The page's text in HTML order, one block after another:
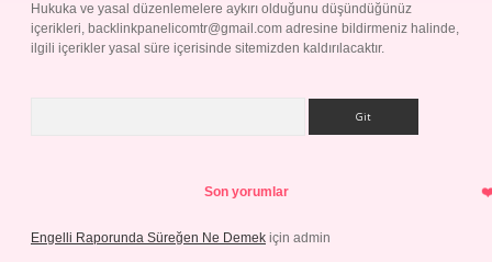
Hukuka ve yasal düzenlemelere aykırı olduğunu düşündüğünüz
içerikleri, backlinkpanelicomtr@gmail.com adresine bildirmeniz halinde,
ilgili içerikler yasal süre içerisinde sitemizden kaldırılacaktır.
Son yorumlar
Engelli Raporunda Süreğen Ne Demek için admin